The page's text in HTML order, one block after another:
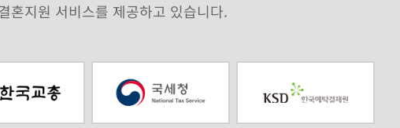
혼지원 서비스를 제공하고 있습니다.